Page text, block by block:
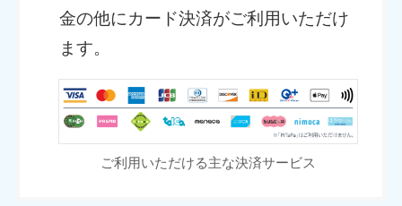
金の他にカード決済がご利用いただけ
ます。
ご利用いただける主な決済サービス